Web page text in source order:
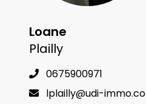
Loane
Plailly
0675900971
lplailly@udi-